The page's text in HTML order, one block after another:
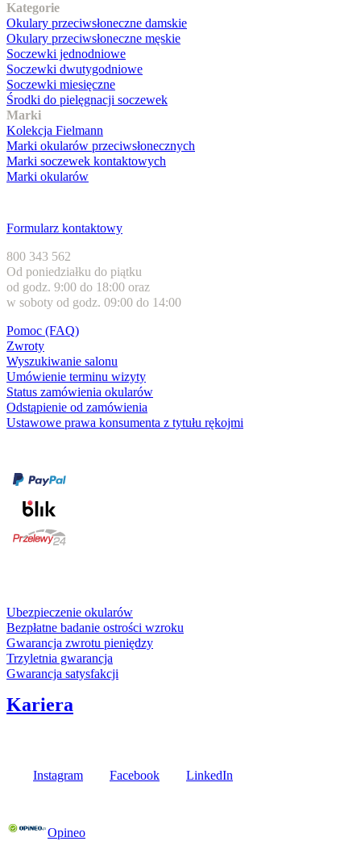
Kategorie
Okulary przeciwsłoneczne damskie
Okulary przeciwsłoneczne męskie
Soczewki jednodniowe
Soczewki dwutygodniowe
Soczewki miesięczne
Środki do pielęgnacji soczewek
Marki
Kolekcja Fielmann
Marki okularów przeciwsłonecznych
Marki soczewek kontaktowych
Marki okularów
Formularz kontaktowy
800 343 562
Od poniedziałku do piątku
od godz. 9:00 do 18:00 oraz
w soboty od godz. 09:00 do 14:00
Pomoc (FAQ)
Zwroty
Wyszukiwanie salonu
Umówienie terminu wizyty
Status zamówienia okularów
Odstąpienie od zamówienia
Ustawowe prawa konsumenta z tytułu rękojmi
Ubezpieczenie okularów
Bezpłatne badanie ostrości wzroku
Gwarancja zwrotu pieniędzy
Trzyletnia gwarancja
Gwarancja satysfakcji
Kariera
Instagram Facebook LinkedIn
Opineo